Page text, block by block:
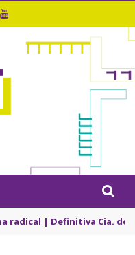
radical | Definitiva Cia. de